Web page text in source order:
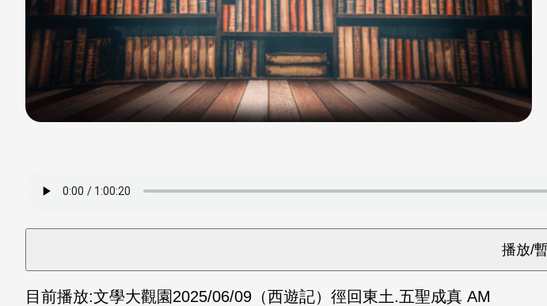
目前播放:文學大觀園2025/06/09 （西遊記）徑回東土.五聖成真 AM